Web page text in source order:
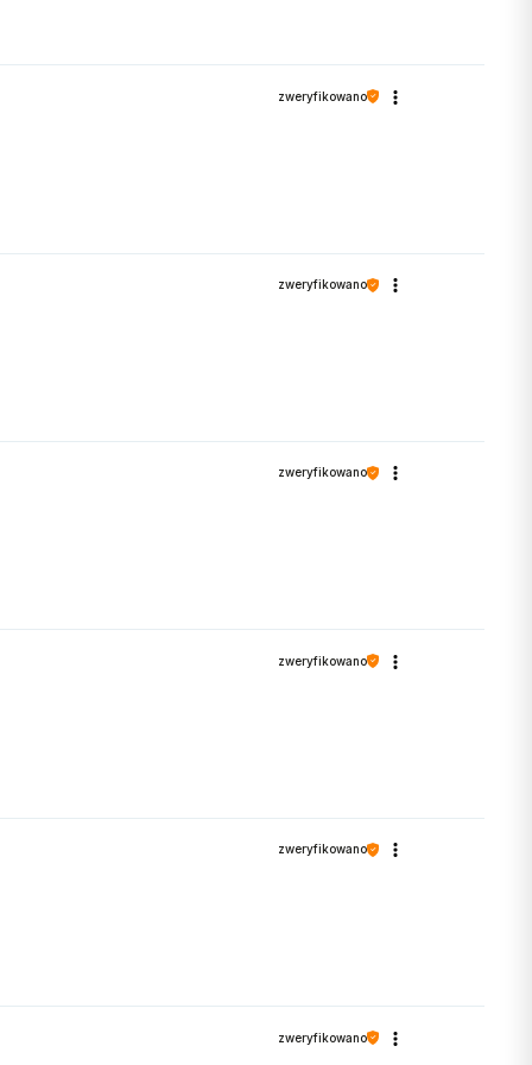
efekty! Mamy nadzieję, że przy
zweryfikowano
zweryfikowano
zweryfikowano
zweryfikowano
zweryfikowano
zweryfikowano